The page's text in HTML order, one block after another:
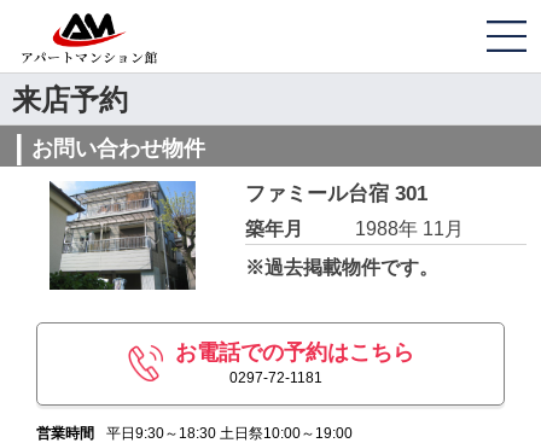
来店予約
お問い合わせ物件
ファミール台宿 301
築年月
1988年 11月
※過去掲載物件です。
お電話での予約はこちら
0297-72-1181
営業時間
平日9:30～18:30 土日祭10:00～19:00